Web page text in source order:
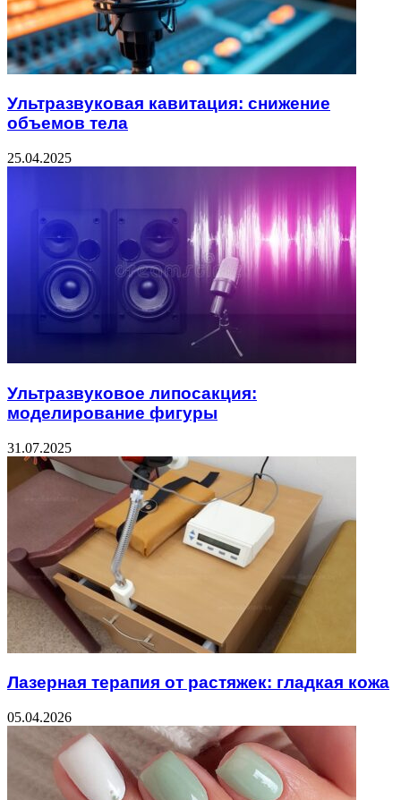
Ультразвуковая кавитация: снижение
объемов тела
25.04.2025
Ультразвуковое липосакция:
моделирование фигуры
31.07.2025
Лазерная терапия от растяжек: гладкая кожа
05.04.2026